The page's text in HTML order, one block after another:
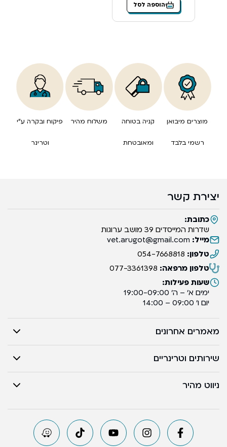
הוספה לסל
מוצרים מיבואן
רשמי בלבד
קניה בטוחה
ומאובטחת
משלוח מהיר פיקוח ובקרה ע”י
וטרינר
יצירת קשר
כתובת:
שדרות המייסדים 39 מושב ערוגות
מייל: vet.arugot@gmail.com
טלפון: 054-7668818
טלפון מרפאה: 077-3361398
שעות פעילות:
ימים א’ – ה’ 19:00-09:00
יום ו’ 09:00 – 14:00
מאמרים אחרונים
שירותים וטרינריים
ניווט מהיר